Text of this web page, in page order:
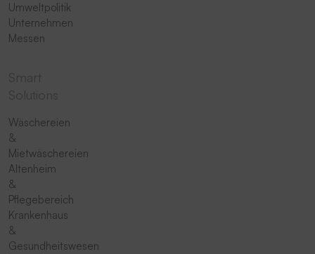
Umweltpolitik
Unternehmen
Messen
Wäschereien
&
Mietwäschereien
Altenheim
&
Pflegebereich
Krankenhaus
&
Gesundheitswesen